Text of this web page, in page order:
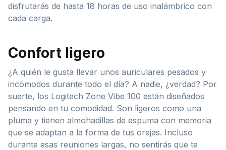
disfrutarás de hasta 18 horas de uso inalámbrico con
cada carga.
Confort ligero
¿A quién le gusta llevar unos auriculares pesados y
incómodos durante todo el día? A nadie, ¿verdad? Por
suerte, los Logitech Zone Vibe 100 están diseñados
pensando en tu comodidad. Son ligeros como una
pluma y tienen almohadillas de espuma con memoria
que se adaptan a la forma de tus orejas. Incluso
durante esas reuniones largas, no sentirás que te